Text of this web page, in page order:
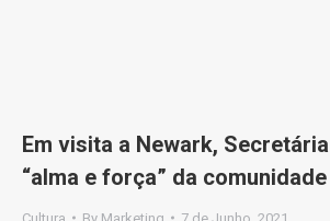
Em visita a Newark,
“alma e força” da